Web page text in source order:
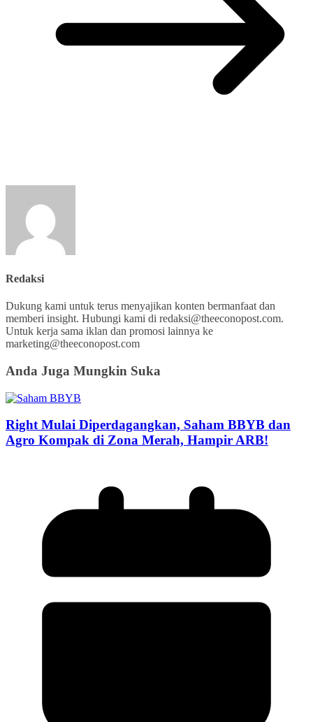
Redaksi
Dukung kami untuk terus menyajikan konten bermanfaat dan
memberi insight. Hubungi kami di redaksi@theeconopost.com.
Untuk kerja sama iklan dan promosi lainnya ke
marketing@theeconopost.com
Anda Juga Mungkin Suka
Right Mulai Diperdagangkan, Saham BBYB dan
Agro Kompak di Zona Merah, Hampir ARB!